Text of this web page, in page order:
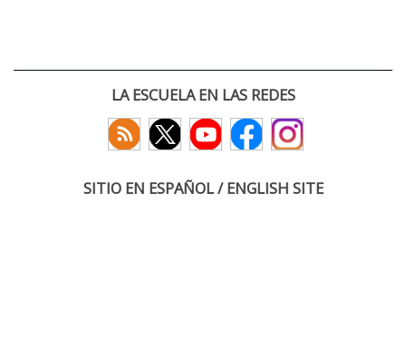
LA ESCUELA EN LAS REDES
SITIO EN ESPAÑOL / ENGLISH SITE